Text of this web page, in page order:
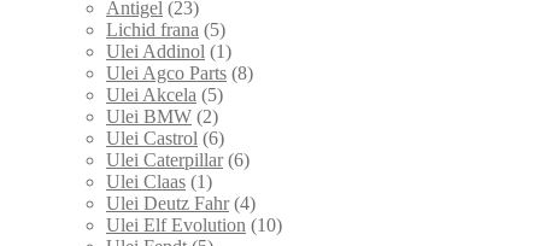
Antigel (23)
Lichid frana (5)
Ulei Addinol (1)
Ulei Agco Parts (8)
Ulei Akcela (5)
Ulei BMW (2)
Ulei Castrol (6)
Ulei Caterpillar (6)
Ulei Claas (1)
Ulei Deutz Fahr (4)
Ulei Elf Evolution (10)